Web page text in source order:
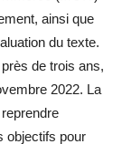
ainsi que
du texte.
de trois ans,
2022. La
objectifs pour